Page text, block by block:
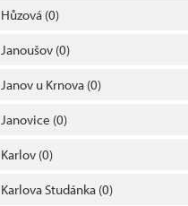
Hůzová (0)
Janoušov (0)
Janov u Krnova (0)
Janovice (0)
Karlov (0)
Karlova Studánka (0)